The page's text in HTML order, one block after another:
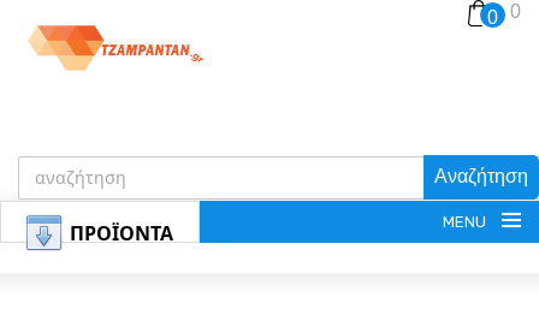
Αναζήτηση
0 0
ΠΡΟΪΟΝΤΑ MENU